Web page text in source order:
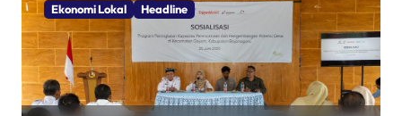
Ekonomi Lokal Headline